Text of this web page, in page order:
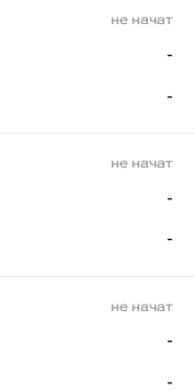
не начат
-
-
не начат
-
-
не начат
-
-